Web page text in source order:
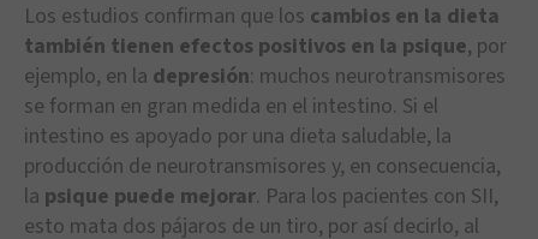
Los estudios confirman que los cambios en la dieta
también tienen efectos positivos en la psique, por
ejemplo, en la depresión: muchos neurotransmisores
se forman en gran medida en el intestino. Si el
intestino es apoyado por una dieta saludable, la
producción de neurotransmisores y, en consecuencia,
la psique puede mejorar. Para los pacientes con SII,
esto mata dos pájaros de un tiro, por así decirlo, al